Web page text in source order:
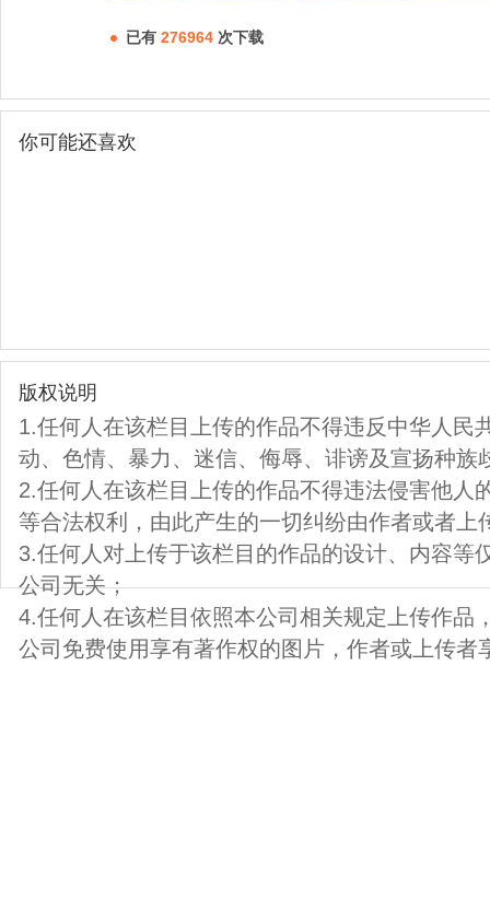
已有 276964 次下载
你可能还喜欢
版权说明
1.任何人在该栏目上传的作品不得违反中华人民
动、色情、暴力、迷信、侮辱、诽谤及宣扬种族
2.任何人在该栏目上传的作品不得违法侵害他人
等合法权利，由此产生的一切纠纷由作者或者上
3.任何人对上传于该栏目的作品的设计、内容等
公司无关；
4.任何人在该栏目依照本公司相关规定上传作品
公司免费使用享有著作权的图片，作者或上传者